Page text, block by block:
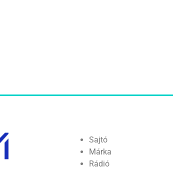
Sajtó
Márka
Rádió